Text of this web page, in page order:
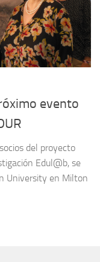
evento
del proyecto
Edul@b, se
University en Milton